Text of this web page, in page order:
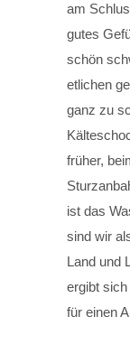
am
gutes
schön
etlichen
ganz zu
früher,
ist das
sind wir
Land und
ergibt
für einen